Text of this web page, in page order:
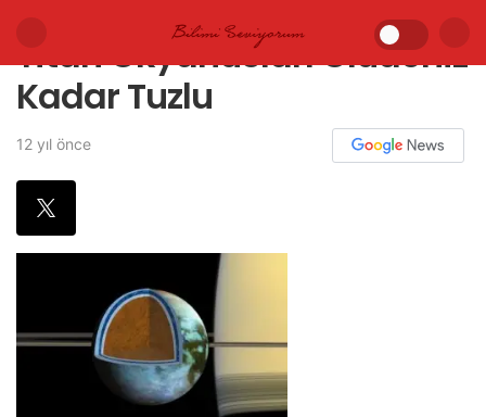
Titan Okyanusları Ölüdeniz
Kadar Tuzlu
12 yıl önce